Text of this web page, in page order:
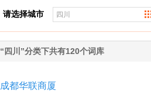
请选择城市
“四川”分类下共有120个词库
成都华联商厦